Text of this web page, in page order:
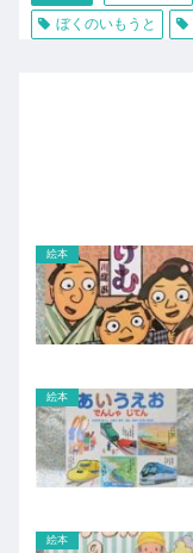
ぼくのいもうと
絵本
絵本
絵本